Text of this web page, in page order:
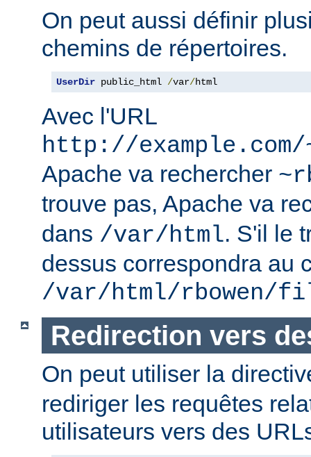
On peut aussi définir
chemins de répertoires.
UserDir public_html /var/html
Avec l'URL
http://
Apache va rechercher
trouve pas, Apache va
dans /var/html. S'il le
dessus correspondra au
/var/html/rbowen/
Redirection vers
On peut utiliser la
rediriger les requêtes
utilisateurs vers des